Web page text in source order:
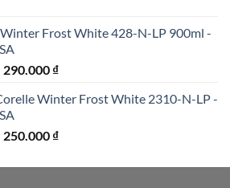
1.990.000 ₫.là:
Frost White 428-N-LP 900ml -
Giá
là:
390.000 ₫.
290.000 ₫Giá
tại
290.000 ₫.
Winter Frost White 2310-N-LP -
Giá
là:
250.000 ₫Giá
tại